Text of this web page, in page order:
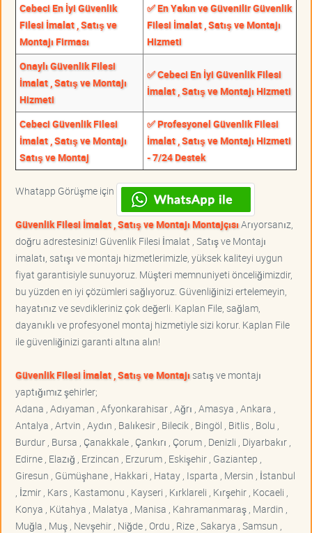
Cebeci En İyi Güvenlik
Filesi İmalat , Satış ve
Montajı Firması
✅ En Yakın ve Güvenilir Güvenlik
Filesi İmalat , Satış ve Montajı
Hizmeti
Onaylı Güvenlik Filesi
İmalat , Satış ve Montajı
Hizmeti
✅ Cebeci En İyi Güvenlik Filesi
İmalat , Satış ve Montajı Hizmeti
Cebeci Güvenlik Filesi
İmalat , Satış ve Montajı
Satış ve Montaj
✅ Profesyonel Güvenlik Filesi
İmalat , Satış ve Montajı Hizmeti
- 7/24 Destek
Whatapp Görüşme için
Güvenlik Filesi İmalat , Satış ve Montajı MontajçısıArıyorsanız,
doğru adrestesiniz! Güvenlik Filesi İmalat , Satış ve Montajı
imalatı, satışı ve montajı hizmetlerimizle, yüksek kaliteyi uygun
fiyat garantisiyle sunuyoruz. Müşteri memnuniyeti önceliğimizdir,
bu yüzden en iyi çözümleri sağlıyoruz. Güvenliğinizi ertelemeyin,
hayatınız ve sevdikleriniz çok değerli. Kaplan File, sağlam,
dayanıklı ve profesyonel montaj hizmetiyle sizi korur. Kaplan File
ile güvenliğinizi garanti altına alın!
Güvenlik Filesi İmalat , Satış ve Montajısatış ve montajı
yaptığımız şehirler;
Adana , Adıyaman , Afyonkarahisar , Ağrı , Amasya , Ankara ,
Antalya , Artvin , Aydın , Balıkesir , Bilecik , Bingöl , Bitlis , Bolu ,
Burdur , Bursa , Çanakkale , Çankırı , Çorum , Denizli , Diyarbakır ,
Edirne , Elazığ , Erzincan , Erzurum , Eskişehir , Gaziantep ,
Giresun , Gümüşhane , Hakkari , Hatay , Isparta , Mersin , İstanbul
, İzmir , Kars , Kastamonu , Kayseri , Kırklareli , Kırşehir , Kocaeli ,
Konya , Kütahya , Malatya , Manisa , Kahramanmaraş , Mardin ,
Muğla , Muş , Nevşehir , Niğde , Ordu , Rize , Sakarya , Samsun ,